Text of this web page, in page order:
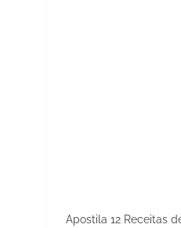
Apostila 12 Receitas